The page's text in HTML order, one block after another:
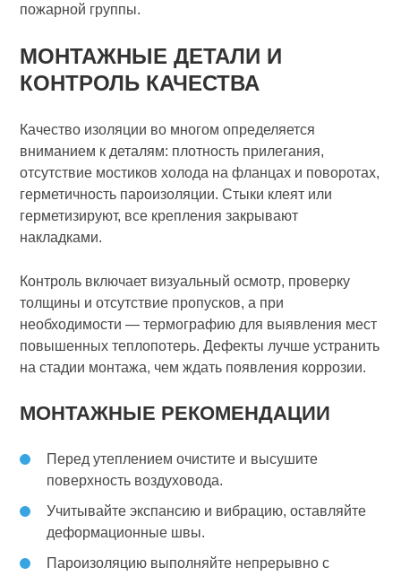
пожарной группы.
МОНТАЖНЫЕ ДЕТАЛИ И
КОНТРОЛЬ КАЧЕСТВА
Качество изоляции во многом определяется
вниманием к деталям: плотность прилегания,
отсутствие мостиков холода на фланцах и поворотах,
герметичность пароизоляции. Стыки клеят или
герметизируют, все крепления закрывают
накладками.
Контроль включает визуальный осмотр, проверку
толщины и отсутствие пропусков, а при
необходимости — термографию для выявления мест
повышенных теплопотерь. Дефекты лучше устранить
на стадии монтажа, чем ждать появления коррозии.
МОНТАЖНЫЕ РЕКОМЕНДАЦИИ
Перед утеплением очистите и высушите
поверхность воздуховода.
Учитывайте экспансию и вибрацию, оставляйте
деформационные швы.
Пароизоляцию выполняйте непрерывно с